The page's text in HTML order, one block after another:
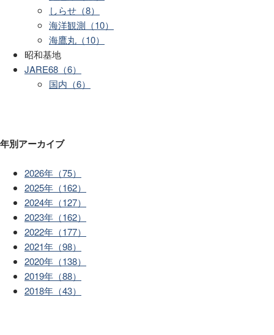
しらせ（8）
海洋観測（10）
海鷹丸（10）
昭和基地
JARE68（6）
国内（6）
年別アーカイブ
2026年（75）
2025年（162）
2024年（127）
2023年（162）
2022年（177）
2021年（98）
2020年（138）
2019年（88）
2018年（43）